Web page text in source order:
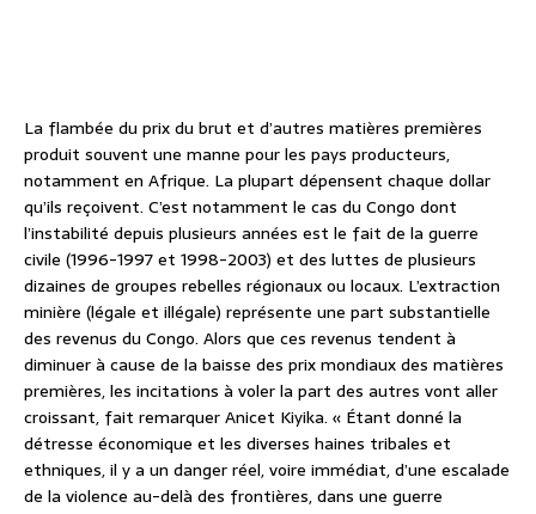
La flambée du prix du brut et d’autres matières premières
produit souvent une manne pour les pays producteurs,
notamment en Afrique. La plupart dépensent chaque dollar
qu’ils reçoivent. C’est notamment le cas du Congo dont
l’instabilité depuis plusieurs années est le fait de la guerre
civile (1996-1997 et 1998-2003) et des luttes de plusieurs
dizaines de groupes rebelles régionaux ou locaux. L’extraction
minière (légale et illégale) représente une part substantielle
des revenus du Congo. Alors que ces revenus tendent à
diminuer à cause de la baisse des prix mondiaux des matières
premières, les incitations à voler la part des autres vont aller
croissant, fait remarquer Anicet Kiyika. « Étant donné la
détresse économique et les diverses haines tribales et
ethniques, il y a un danger réel, voire immédiat, d’une escalade
de la violence au-delà des frontières, dans une guerre